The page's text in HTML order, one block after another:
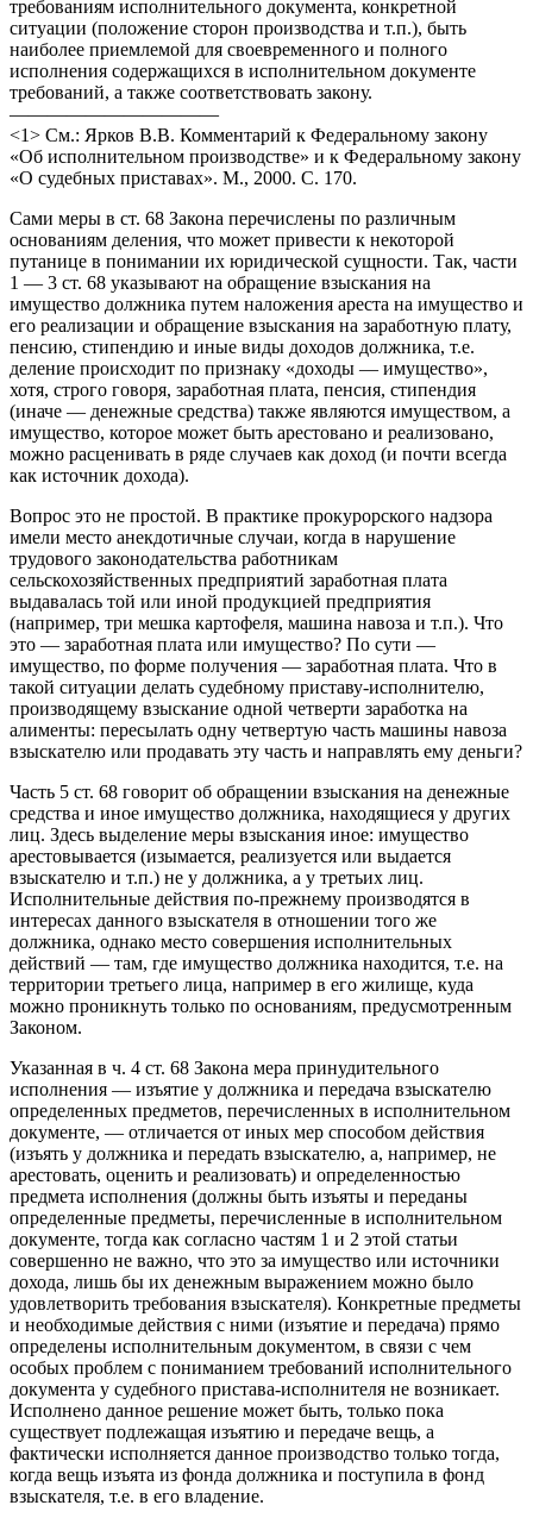
требованиям исполнительного документа, конкретной
ситуации (положение сторон производства и т.п.), быть
наиболее приемлемой для своевременного и полного
исполнения содержащихся в исполнительном документе
требований, а также соответствовать закону.
———————————
<1> См.: Ярков В.В. Комментарий к Федеральному закону
«Об исполнительном производстве» и к Федеральному закону
«О судебных приставах». М., 2000. С. 170.
Сами меры в ст. 68 Закона перечислены по различным
основаниям деления, что может привести к некоторой
путанице в понимании их юридической сущности. Так, части
1 — 3 ст. 68 указывают на обращение взыскания на
имущество должника путем наложения ареста на имущество и
его реализации и обращение взыскания на заработную плату,
пенсию, стипендию и иные виды доходов должника, т.е.
деление происходит по признаку «доходы — имущество»,
хотя, строго говоря, заработная плата, пенсия, стипендия
(иначе — денежные средства) также являются имуществом, а
имущество, которое может быть арестовано и реализовано,
можно расценивать в ряде случаев как доход (и почти всегда
как источник дохода).
Вопрос это не простой. В практике прокурорского надзора
имели место анекдотичные случаи, когда в нарушение
трудового законодательства работникам
сельскохозяйственных предприятий заработная плата
выдавалась той или иной продукцией предприятия
(например, три мешка картофеля, машина навоза и т.п.). Что
это — заработная плата или имущество? По сути —
имущество, по форме получения — заработная плата. Что в
такой ситуации делать судебному приставу-исполнителю,
производящему взыскание одной четверти заработка на
алименты: пересылать одну четвертую часть машины навоза
взыскателю или продавать эту часть и направлять ему деньги?
Часть 5 ст. 68 говорит об обращении взыскания на денежные
средства и иное имущество должника, находящиеся у других
лиц. Здесь выделение меры взыскания иное: имущество
арестовывается (изымается, реализуется или выдается
взыскателю и т.п.) не у должника, а у третьих лиц.
Исполнительные действия по-прежнему производятся в
интересах данного взыскателя в отношении того же
должника, однако место совершения исполнительных
действий — там, где имущество должника находится, т.е. на
территории третьего лица, например в его жилище, куда
можно проникнуть только по основаниям, предусмотренным
Законом.
Указанная в ч. 4 ст. 68 Закона мера принудительного
исполнения — изъятие у должника и передача взыскателю
определенных предметов, перечисленных в исполнительном
документе, — отличается от иных мер способом действия
(изъять у должника и передать взыскателю, а, например, не
арестовать, оценить и реализовать) и определенностью
предмета исполнения (должны быть изъяты и переданы
определенные предметы, перечисленные в исполнительном
документе, тогда как согласно частям 1 и 2 этой статьи
совершенно не важно, что это за имущество или источники
дохода, лишь бы их денежным выражением можно было
удовлетворить требования взыскателя). Конкретные предметы
и необходимые действия с ними (изъятие и передача) прямо
определены исполнительным документом, в связи с чем
особых проблем с пониманием требований исполнительного
документа у судебного пристава-исполнителя не возникает.
Исполнено данное решение может быть, только пока
существует подлежащая изъятию и передаче вещь, а
фактически исполняется данное производство только тогда,
когда вещь изъята из фонда должника и поступила в фонд
взыскателя, т.е. в его владение.